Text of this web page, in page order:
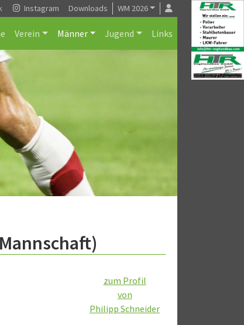
Instagram Downloads WM 2026
Verein Männer Jugend Links
zum Profil
von
Philipp Schneider